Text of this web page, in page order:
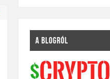
A BLOGRÓL
$CRYPTO